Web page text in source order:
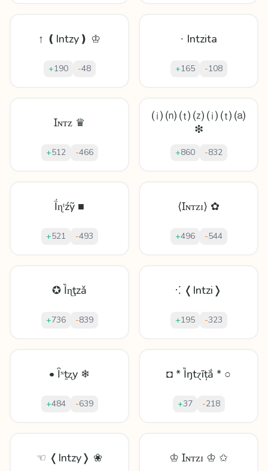
↑ ❪Intzy❫ ♔
+190 -48
∙ Intzita
+165 -108
Ɪɴᴛᴢ ♛
+512 -466
⒤ ⒩ ⒯ ⒵ ⒤ ⒯ ⒜
❇
+860 -832
Ḯɳᵗźỹ ■
+521 -493
⟨Ɪɴᴛᴢɪ⟩ ✿
+496 -544
✪ Ȉɳţzǎ
+736 -839
⁖ ❬Intzi❭
+195 -323
• Ȋᶰṯʐy ❄
+484 -639
◘ * Ȉŋtɀīțắ * ○
+37 -218
☜ ❬Intzy❭ ❀ ♔ Ɪɴᴛᴢɪ ♔ ✩